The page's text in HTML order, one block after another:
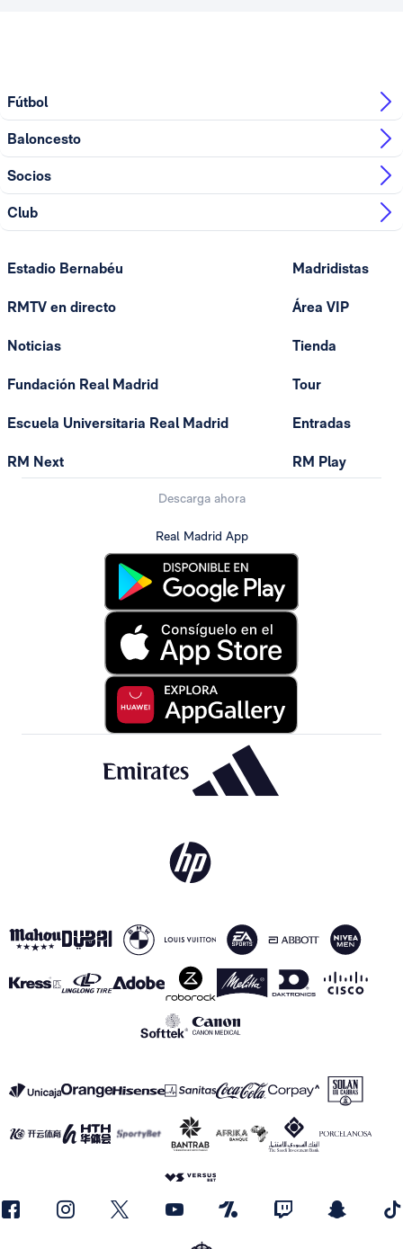
Fútbol
Baloncesto
Socios
Club
Estadio Bernabéu
RMTV en directo
Noticias
Fundación Real Madrid
Escuela Universitaria Real Madrid
RM Next
Madridistas
Área VIP
Tienda
Tour
Entradas
RM Play
Descarga ahora
Real Madrid App